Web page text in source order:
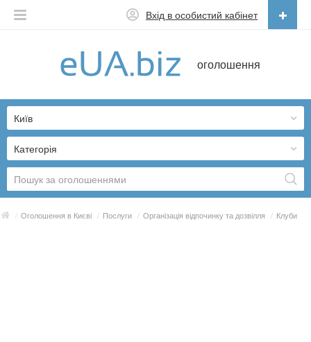
оголошення
Вхід в особистий кабінет
Українська
Категорія
Київ
/ Оголошення в Києві / Послуги / Організація відпочинку та дозвілля / Клуби